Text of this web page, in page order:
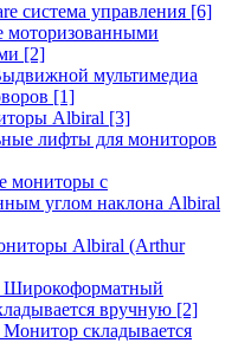
система управления [6]
моторизованными
[2]
мультимедиа
[1]
Albiral [3]
лифты для мониторов
мониторы с
углом наклона Albiral
Albiral (Arthur
Широкоформатный
вручную [2]
складывается